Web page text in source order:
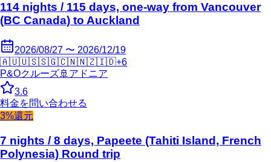
114 nights / 115 days, one-way from Vancouver
(BC Canada) to Auckland
2026/08/27 〜 2026/12/19
🇦🇺🇺🇸🇸🇬🇨🇳🇳🇿🇮🇩+6
P&Oクルーズ🚢 アドニア
3.6
料金を問い合わせる
3%還元
7 nights / 8 days, Papeete (Tahiti Island, French
Polynesia) Round trip